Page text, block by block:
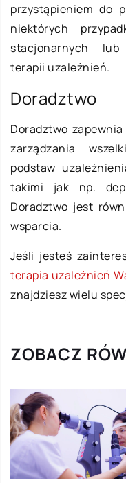
przystąpieniem do
niektórych
stacjonarnych lub
terapii uzależnień.
Doradztwo
Doradztwo
zarządzania
podstaw
takimi jak np.
Doradztwo jest
wsparcia.
Jeśli jesteś
terapia uzależnień
znajdziesz wielu
ZOBACZ